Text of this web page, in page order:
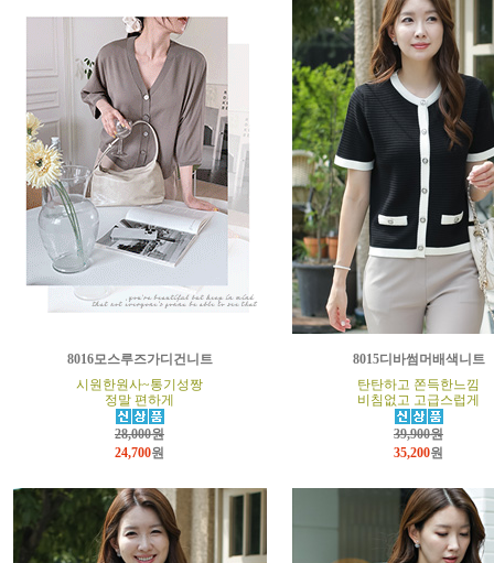
8016모스루즈가디건니트
시원한원사~통기성짱
정말 편하게
28,000원
24,700원
8015디바썸머배색니트
탄탄하고 쫀득한느낌
비침없고 고급스럽게
39,900원
35,200원